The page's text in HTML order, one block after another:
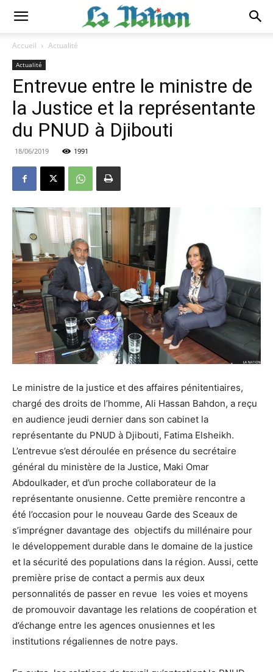
Accueil Actualité
Actualité
Entrevue entre le ministre de
la Justice et la représentante
du PNUD à Djibouti
18/06/2019 1991
Le ministre de la justice et des affaires pénitentiaires,
chargé des droits de l’homme, Ali Hassan Bahdon, a reçu
en audience jeudi dernier dans son cabinet la
représentante du PNUD à Djibouti, Fatima Elsheikh.
L’entrevue s’est déroulée en présence du secrétaire
général du ministère de la Justice, Maki Omar
Abdoulkader, et d’un proche collaborateur de la
représentante onusienne. Cette première rencontre a
été l’occasion pour le nouveau Garde des Sceaux de
s’imprégner davantage des objectifs du millénaire pour
le développement durable dans le domaine de la justice
et la sécurité des populations dans la région. Aussi, cette
première prise de contact a permis aux deux
personnalités de passer en revue les voies et moyens
de promouvoir davantage les relations de coopération et
d’échange entre les agences onusiennes et les
institutions régaliennes de notre pays.